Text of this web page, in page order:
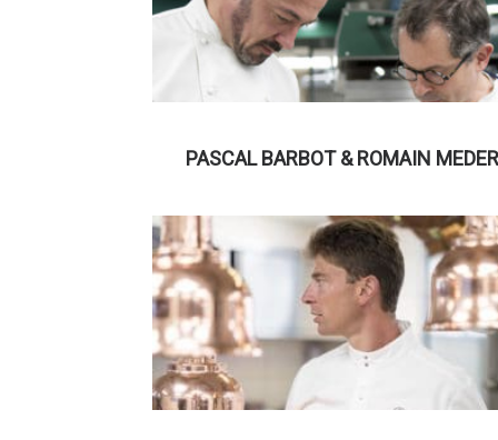
PASCAL BARBOT & ROMAIN MEDER